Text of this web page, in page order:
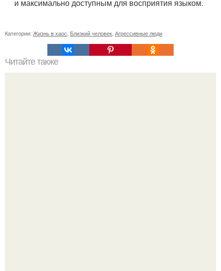
и максимально доступным для восприятия языком.
Категории: Жизнь в хаос Близкий человек Агрессивные люди
Читайте также